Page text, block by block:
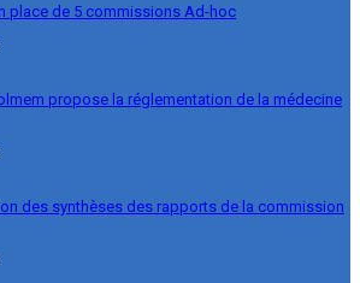
place de 5 commissions Ad-hoc
propose la réglementation de la médecine
des synthèses des rapports de la commission